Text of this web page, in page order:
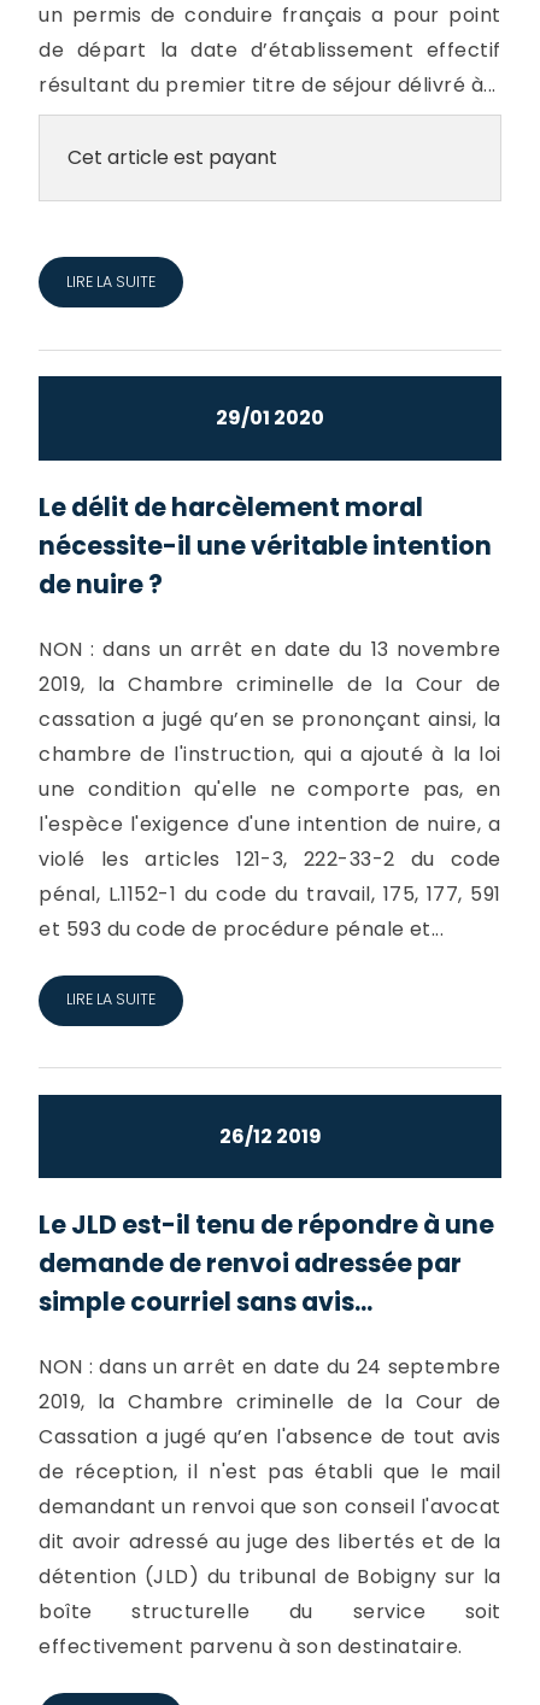
un permis de conduire français a pour point
de départ la date d’établissement effectif
résultant du premier titre de séjour délivré à...
Cet article est payant
LIRE LA SUITE
29/01 2020
Le délit de harcèlement moral
nécessite-il une véritable intention
de nuire ?
NON : dans un arrêt en date du 13 novembre
2019, la Chambre criminelle de la Cour de
cassation a jugé qu’en se prononçant ainsi, la
chambre de l'instruction, qui a ajouté à la loi
une condition qu'elle ne comporte pas, en
l'espèce l'exigence d'une intention de nuire, a
violé les articles 121-3, 222-33-2 du code
pénal, L.1152-1 du code du travail, 175, 177, 591
et 593 du code de procédure pénale et...
LIRE LA SUITE
26/12 2019
Le JLD est-il tenu de répondre à une
demande de renvoi adressée par
simple courriel sans avis...
NON : dans un arrêt en date du 24 septembre
2019, la Chambre criminelle de la Cour de
Cassation a jugé qu’en l'absence de tout avis
de réception, il n'est pas établi que le mail
demandant un renvoi que son conseil l'avocat
dit avoir adressé au juge des libertés et de la
détention (JLD) du tribunal de Bobigny sur la
boîte structurelle du service soit
effectivement parvenu à son destinataire.